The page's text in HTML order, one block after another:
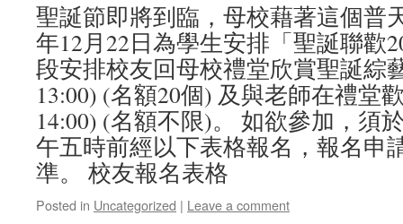
聖誕節即將到臨，母校藉著這個普
年12月22日為學生安排「聖誕聯歡
段安排校友回母校禮堂欣賞聖誕綜
13:00) (名額20個) 及與老師在禮堂
14:00) (名額不限)。 如欲參加，須
午五時前經以下表格報名，報名申
準。 校友報名表格
Posted in Uncategorized | Leave a comment